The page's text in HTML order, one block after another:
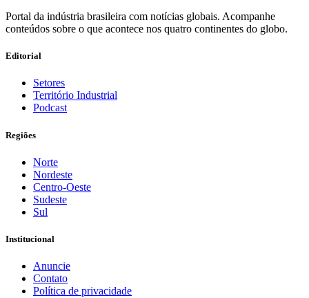
Portal da indústria brasileira com notícias globais. Acompanhe
conteúdos sobre o que acontece nos quatro continentes do globo.
Editorial
Setores
Território Industrial
Podcast
Regiões
Norte
Nordeste
Centro-Oeste
Sudeste
Sul
Institucional
Anuncie
Contato
Política de privacidade